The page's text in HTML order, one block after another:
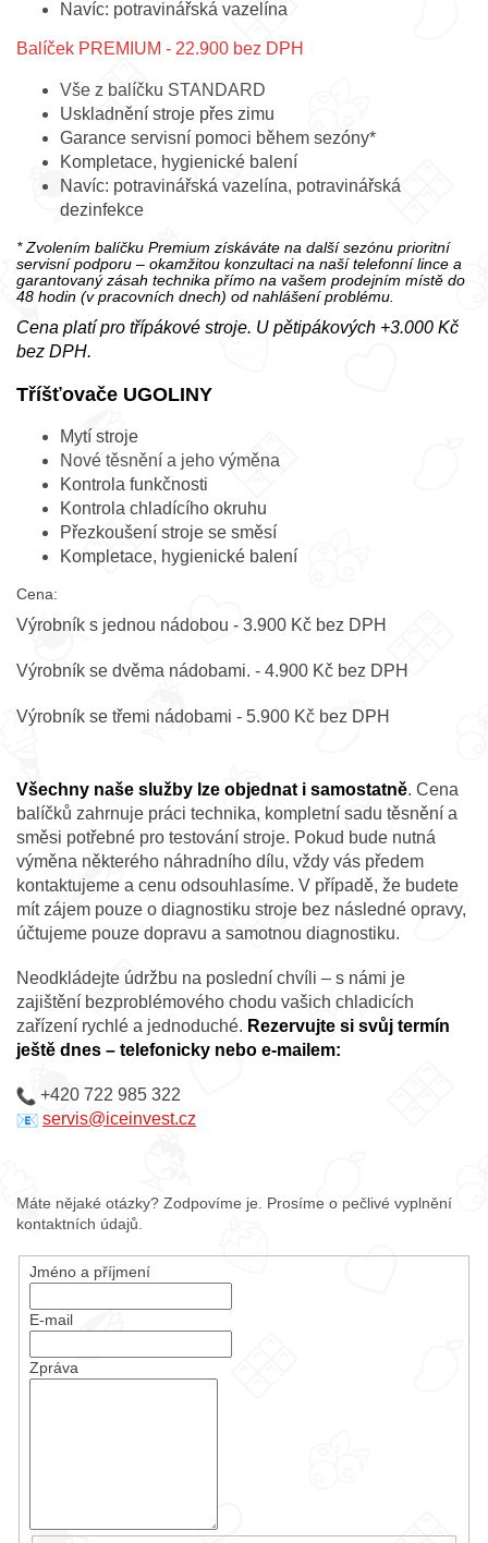
Navíc: potravinářská vazelína
Balíček PREMIUM - 22.900 bez DPH
Vše z balíčku STANDARD
Uskladnění stroje přes zimu
Garance servisní pomoci během sezóny*
Kompletace, hygienické balení
Navíc: potravinářská vazelína, potravinářská
dezinfekce
* Zvolením balíčku Premium získáváte na další sezónu prioritní
servisní podporu – okamžitou konzultaci na naší telefonní lince a
garantovaný zásah technika přímo na vašem prodejním místě do
48 hodin (v pracovních dnech) od nahlášení problému.
Cena platí pro třípákové stroje. U pětipákových +3.000 Kč
bez DPH.
Tříšťovače UGOLINY
Mytí stroje
Nové těsnění a jeho výměna
Kontrola funkčnosti
Kontrola chladícího okruhu
Přezkoušení stroje se směsí
Kompletace, hygienické balení
Cena:
Výrobník s jednou nádobou - 3.900 Kč bez DPH
Výrobník se dvěma nádobami. - 4.900 Kč bez DPH
Výrobník se třemi nádobami - 5.900 Kč bez DPH
Všechny naše služby lze objednat i samostatně. Cena
balíčků zahrnuje práci technika, kompletní sadu těsnění a
směsi potřebné pro testování stroje. Pokud bude nutná
výměna některého náhradního dílu, vždy vás předem
kontaktujeme a cenu odsouhlasíme. V případě, že budete
mít zájem pouze o diagnostiku stroje bez následné opravy,
účtujeme pouze dopravu a samotnou diagnostiku.
Neodkládejte údržbu na poslední chvíli – s námi je
zajištění bezproblémového chodu vašich chladicích
zařízení rychlé a jednoduché. Rezervujte si svůj termín
ještě dnes – telefonicky nebo e-mailem:
+420 722 985 322
servis@iceinvest.cz
Máte nějaké otázky? Zodpovíme je. Prosíme o pečlivé vyplnění
kontaktních údajů.
Jméno a příjmení
E-mail
Zpráva